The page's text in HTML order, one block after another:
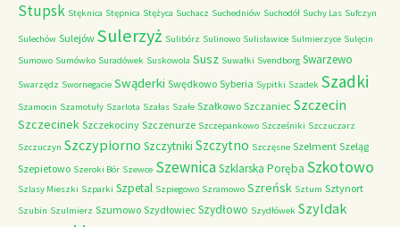
Stupsk Stęknica Stępnica Stężyca Suchacz Suchedniów Suchodół Suchy Las Sufczyn
Sulechów Sulejów Sulerzyż Sulibórz Sulinowo Sulisławice Sulmierzyce Sulęcin
Sumowo Sumówko Suradówek Suskowola Susz Suwałki Svendborg Swarzewo
Swarzędz Swornegacie Swąderki Swędkowo Syberia Sypitki Szadek Szadki
Szamocin Szamotuły Szarlota Szałas Szałe Szałkowo Szczaniec Szczecin
Szczecinek Szczekociny Szczenurze Szczepankowo Szcześniki Szczuczarz
Szczuczyn Szczypiorno Szczytniki Szczytno Szczęsne Szelment Szeląg
Szepietowo Szeroki Bór Szewce SzewnicaSzklarska Poręba Szkotowo
Szlasy Mieszki Szparki Szpetal Szpiegowo Szramowo Szreńsk Sztum Sztynort
Szubin Szulmierz Szumowo Szydłowiec Szydłowo Szydłówek Szyldak